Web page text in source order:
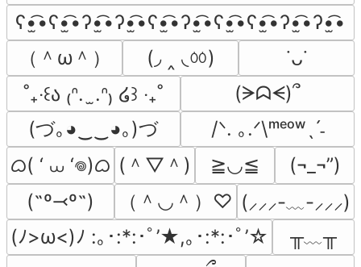
ʕ•̫͡•ʕ•̫͡•ʔ•̫͡•ʔ•̫͡•ʕ•̫͡•ʔ•̫͡•ʕ•̫͡•ʕ•̫͡•ʔ•̫͡•ʔ•̫͡•
（＾ω＾）
(◞ ‸ ◟ㆀ)
˙ᴗ˙
˚₊‧꒰ა ₍ᐢ.  ̫.ᐢ₎ ໒꒱ ‧₊˚
(ᗒᗣᗕ)՞
(づ｡◕‿‿◕｡)づ
/ᐠ. ｡.ᐟ\ᵐᵉᵒʷˎˊ˗
ᜊ( ‘ ⩊ ‘𖦹)ᜊ (＾▽＾) ≧◡≦
(¬_¬”)
(˶º⤙º˶)
（＾◡＾）♡ (⸝⸝⸝-﹏-⸝⸝⸝)
(ﾉ>ω<)ﾉ :｡･:*:･ﾟ’★,｡･:*:･ﾟ’☆
╥﹏╥